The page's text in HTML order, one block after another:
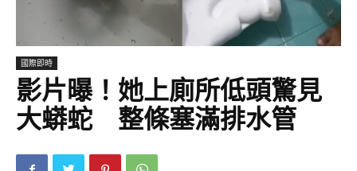
國際即時
影片曝！她上廁所低頭驚見
大蟒蛇 整條塞滿排水管